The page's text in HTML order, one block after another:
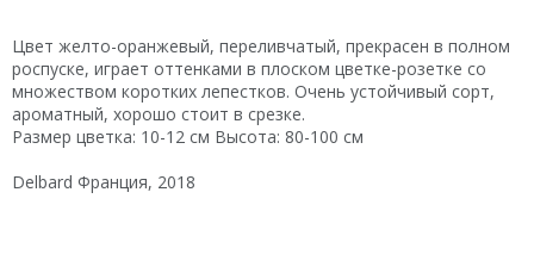
Цвет желто-оранжевый, переливчатый, прекрасен в полном
роспуске, играет оттенками в плоском цветке-розетке со
множеством коротких лепестков. Очень устойчивый сорт,
ароматный, хорошо стоит в срезке.
Размер цветка: 10-12 см Высота: 80-100 см
Delbard Франция, 2018